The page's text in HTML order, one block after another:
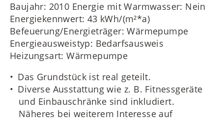
Baujahr: 2010 Energie mit Warmwasser: Nein
Energiekennwert: 43 kWh/(m²*a)
Befeuerung/Energieträger: Wärmepumpe
Energieausweistyp: Bedarfsausweis
Heizungsart: Wärmepumpe
Das Grundstück ist real geteilt.
Diverse Ausstattung wie z. B. Fitnessgeräte
und Einbauschränke sind inkludiert.
Näheres bei weiterem Interesse auf